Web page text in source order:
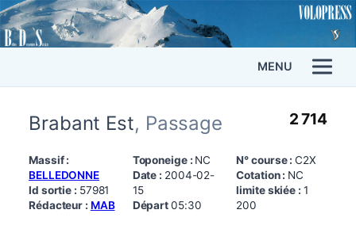
MENU
Brabant Est, Passage 2 714
Massif :
BELLEDONNE
Id sortie : 57981
Rédacteur : MAB
Toponeige : NC
Date : 2004-02-
15
Départ05:30
N° course :C2X
Cotation : NC
limite skiée : 1
200